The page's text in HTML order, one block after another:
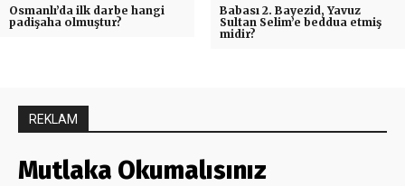
Osmanlı’da ilk darbe hangi
padişaha olmuştur?
Babası 2. Bayezid, Yavuz
Sultan Selim’e beddua etmiş
midir?
REKLAM
Mutlaka Okumalısınız